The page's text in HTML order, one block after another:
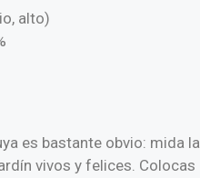
alto)
es bastante obvio: mida
vivos y felices.